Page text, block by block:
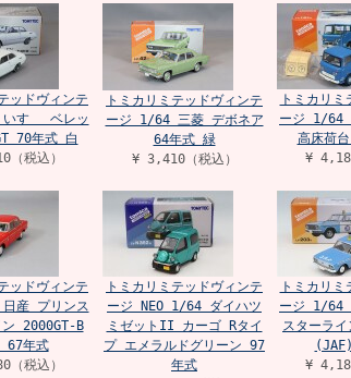
ッドヴィンテ
すゞ ベレッ
70年式 白
税込）
トミカリミテッドヴィンテ
ージ 1/64 三菱 デボネア
64年式 緑
¥ 3,410（税込）
トミカリ
ージ 1/64
高床荷
¥
ッドヴィンテ
産 プリンス
ン 2000GT-B
年式
税込）
トミカリミテッドヴィンテ
ージ NEO 1/64 ダイハツ
ミゼットII カーゴ Rタイ
プ エメラルドグリーン 97
年式
トミカリ
ージ 1/64
スターラ
¥